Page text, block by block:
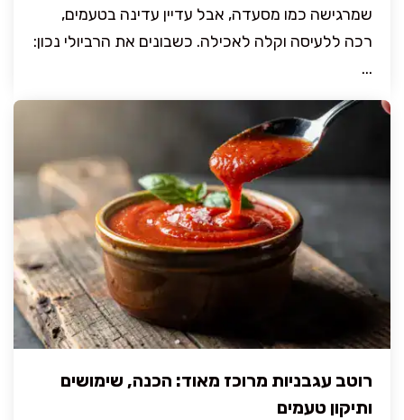
שמרגישה כמו מסעדה, אבל עדיין עדינה בטעמים,
רכה ללעיסה וקלה לאכילה. כשבונים את הרביולי נכון:
...
רוטב עגבניות מרוכז מאוד: הכנה, שימושים
ותיקון טעמים